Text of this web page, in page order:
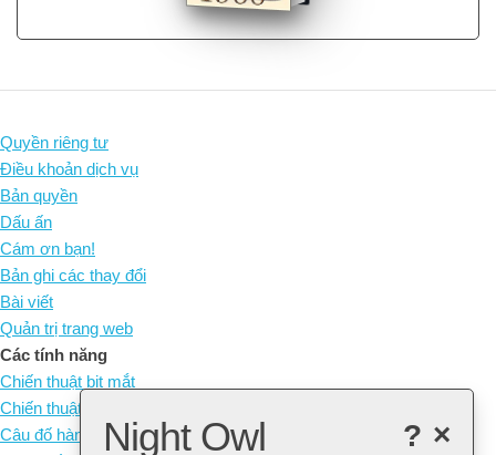
Quyền riêng tư
Điều khoản dịch vụ
Bản quyền
Dấu ấn
Cám ơn bạn!
Bản ghi các thay đổi
Bài viết
Quản trị trang web
Các tính năng
Chiến thuật bịt mắt
Chiến thuật không quân cờ
Câu đố hàng ngày
×
?
Night Owl